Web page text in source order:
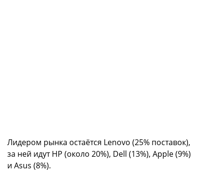
Лидером рынка остаётся Lenovo (25% поставок),
за ней идут HP (около 20%), Dell (13%), Apple (9%)
и Asus (8%).